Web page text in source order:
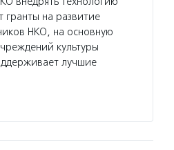
гранты на развитие
НКО, на основную
культуры
лучшие